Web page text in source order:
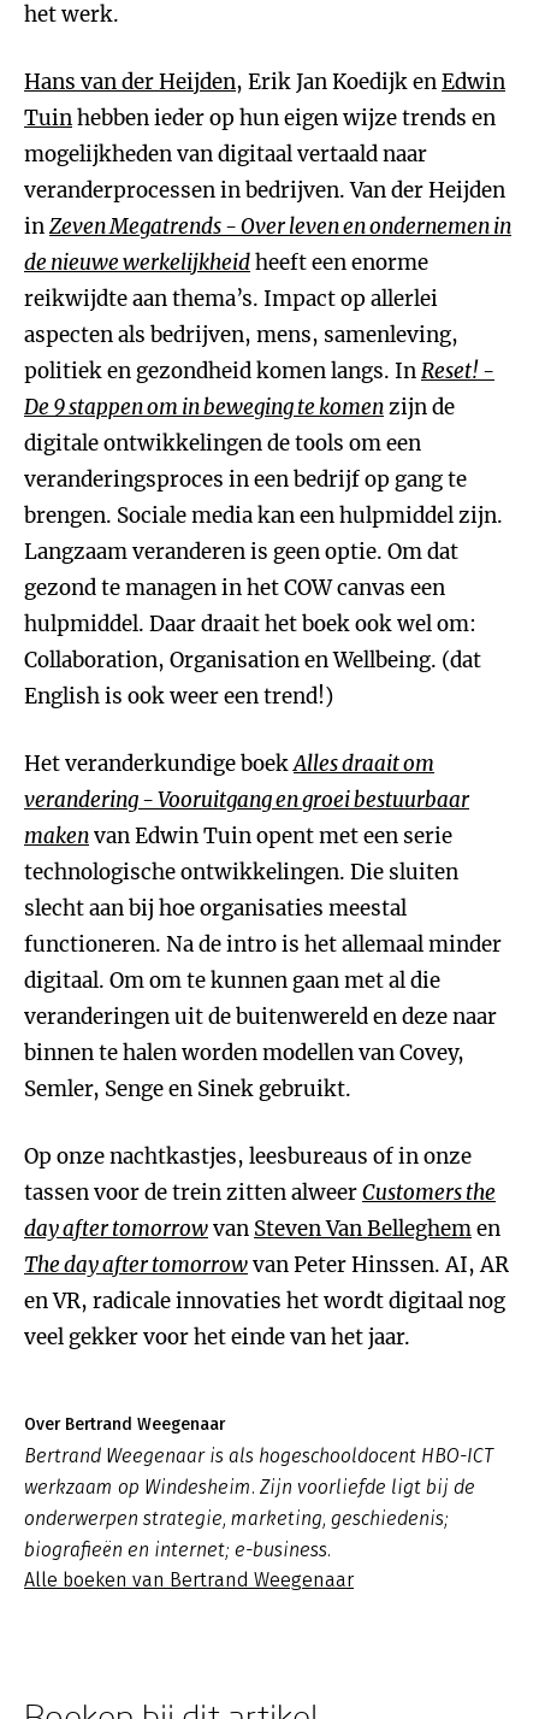
het werk.
Hans van der Heijden, Erik Jan Koedijk enEdwin
Tuinhebben ieder op hun eigen wijze trends en
mogelijkheden van digitaal vertaald naar
veranderprocessen in bedrijven. Van der Heijden
inZeven Megatrends - Over leven en ondernemen in
de nieuwe werkelijkheidheeft een enorme
reikwijdte aan thema’s. Impact op allerlei
aspecten als bedrijven, mens, samenleving,
politiek en gezondheid komen langs. InReset! -
De 9 stappen om in beweging te komenzijn de
digitale ontwikkelingen de tools om een
veranderingsproces in een bedrijf op gang te
brengen. Sociale media kan een hulpmiddel zijn.
Langzaam veranderen is geen optie. Om dat
gezond te managen in het COW canvas een
hulpmiddel. Daar draait het boek ook wel om:
Collaboration, Organisation en Wellbeing. (dat
English is ook weer een trend!)
Het veranderkundige boekAlles draait om
verandering - Vooruitgang en groei bestuurbaar
makenvan Edwin Tuin opent met een serie
technologische ontwikkelingen. Die sluiten
slecht aan bij hoe organisaties meestal
functioneren. Na de intro is het allemaal minder
digitaal. Om om te kunnen gaan met al die
veranderingen uit de buitenwereld en deze naar
binnen te halen worden modellen van Covey,
Semler, Senge en Sinek gebruikt.
Op onze nachtkastjes, leesbureaus of in onze
tassen voor de trein zitten alweerCustomers the
day after tomorrowvan Steven Van Belleghemen
The day after tomorrowvan Peter Hinssen. AI, AR
en VR, radicale innovaties het wordt digitaal nog
veel gekker voor het einde van het jaar.
Over Bertrand Weegenaar
Bertrand Weegenaar is als hogeschooldocent HBO-ICT
werkzaam op Windesheim. Zijn voorliefde ligt bij de
onderwerpen strategie, marketing, geschiedenis;
biografieën en internet; e-business.
Alle boeken van Bertrand Weegenaar